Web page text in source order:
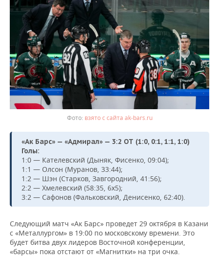
взято с сайта ak-bars.ru
«Ак Барс» — «Адмирал» — 3:2 ОТ (1:0, 0:1, 1:1, 1:0)
Голы:
1:0 — Кателевский (Дыняк, Фисенко, 09:04);
1:1 — Олсон (Муранов, 33:44);
1:2 — Шэн (Старков, Завгородний, 41:56);
2:2 — Хмелевский (58:35, 6х5);
3:2 — Сафонов (Фальковский, Денисенко, 62:40).
Следующий матч «Ак Барс» проведет 29 октября в Казани
с «Металлургом» в 19:00 по московскому времени. Это
будет битва двух лидеров Восточной конференции,
«барсы» пока отстают от «Магнитки» на три очка.